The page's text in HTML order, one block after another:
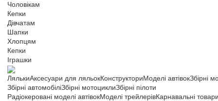
Чоловікам
Кепки
Дівчатам
Шапки
Хлопцям
Кепки
Іграшки
ЛялькиАксесуари для ляльокКонструкториМоделі автівокЗбірні
Збірні автомобіліЗбірні мотоциклиЗбірні пілоти
Радіокеровані моделі автівокМоделі трейлерівКарнавальні товари